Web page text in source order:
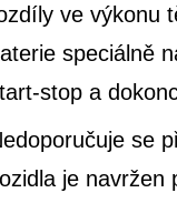
ve výkonu
speciálně
stop a
se
je navržen